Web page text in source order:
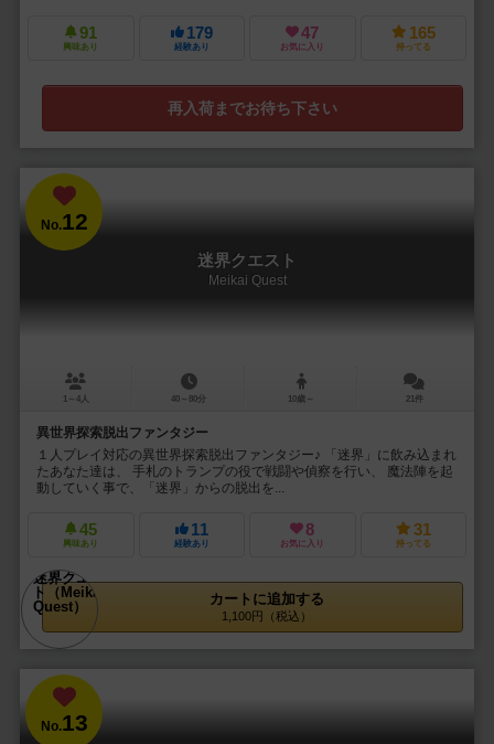
91
興味あり
179
経験あり
47
お気に入り
165
持ってる
再入荷までお待ち下さい
No.12
迷界クエスト
Meikai Quest
1～4人 40～80分 10歳～ 21件
異世界探索脱出ファンタジー
１人プレイ対応の異世界探索脱出ファンタジー♪ 「迷界」に飲み込まれ
たあなた達は、 手札のトランプの役で戦闘や偵察を行い、 魔法陣を起
動していく事で、「迷界」からの脱出を...
45
興味あり
11
経験あり
8
お気に入り
31
持ってる
カートに追加する
1,100円（税込）
No.13